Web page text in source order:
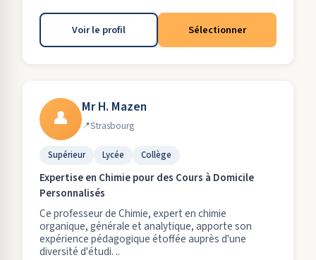
Voir le profil Sélectionner
👤 Mr H. Mazen
Strasbourg
Supérieur Lycée Collège
Expertise en Chimie pour des Cours à Domicile
Personnalisés
Ce professeur de Chimie, expert en chimie
organique, générale et analytique, apporte son
expérience pédagogique étoffée auprès d'une
diversité d'étudi. ..